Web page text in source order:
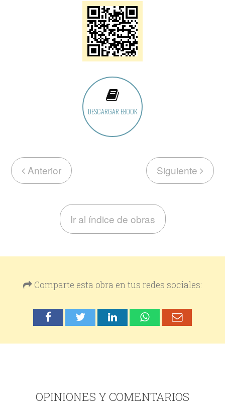
DESCARGAR EBOOK
Anterior Siguiente
Ir al índice de obras
Comparte esta obra en tus redes sociales:
OPINIONES Y COMENTARIOS